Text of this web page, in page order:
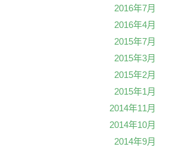
2016年7月
2016年4月
2015年7月
2015年3月
2015年2月
2015年1月
2014年11月
2014年10月
2014年9月